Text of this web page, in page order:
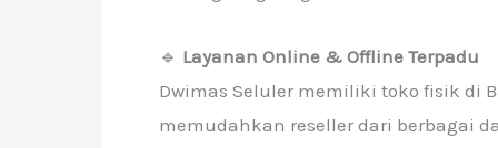
🔹 Layanan Online & Offline Terpadu
Dwimas Seluler memiliki toko fisik di
memudahkan reseller dari berbagai